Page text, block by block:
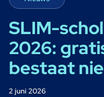
SLIM-
2026:
bestaat
2 juni 2026